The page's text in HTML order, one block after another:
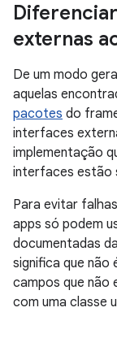
externas
De um modo
aquelas
pacotes do
interfaces
implementação
interfaces estão
Para evitar
apps só podem
documentadas
significa que
campos que não
com uma classe